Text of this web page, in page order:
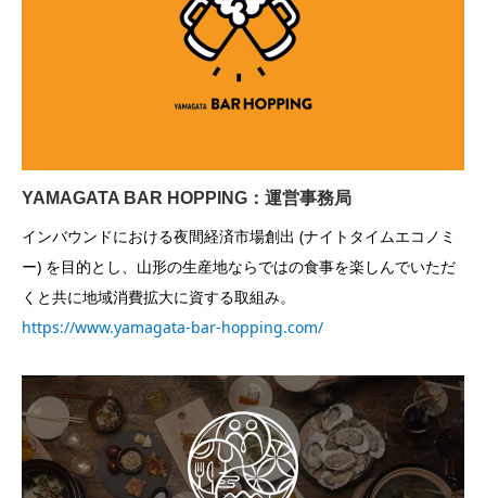
YAMAGATA BAR HOPPING：運営事務局
インバウンドにおける夜間経済市場創出 (ナイトタイムエコノミ
ー) を目的とし、山形の生産地ならではの食事を楽しんでいただ
くと共に地域消費拡大に資する取組み。
https://www.yamagata-bar-hopping.com/